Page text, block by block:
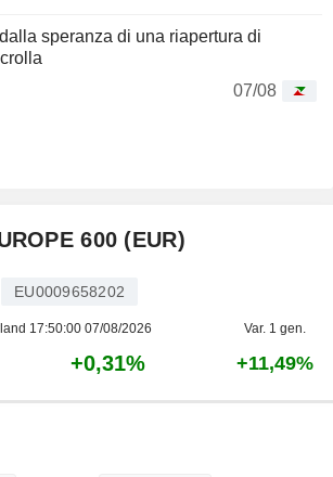
speranza di una riapertura di
07/08
600 (EUR)
EU0009658202
17:50:00 07/08/2026 Var. 1 gen.
+0,31% +11,49%